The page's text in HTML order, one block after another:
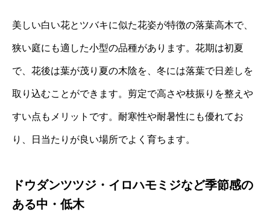
美しい白い花とツバキに似た花姿が特徴の落葉高木で、
狭い庭にも適した小型の品種があります。花期は初夏
で、花後は葉が茂り夏の木陰を、冬には落葉で日差しを
取り込むことができます。剪定で高さや枝振りを整えや
すい点もメリットです。耐寒性や耐暑性にも優れてお
り、日当たりが良い場所でよく育ちます。
ドウダンツツジ・イロハモミジなど季節感の
ある中・低木